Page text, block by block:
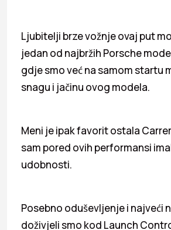
Ljubitelji brze vožnje ovaj put
jedan od najbržih Porsche
gdje smo već na samom startu
snagu i jačinu ovog modela.
Meni je ipak favorit ostala
sam pored ovih performansi
udobnosti.
Posebno oduševljenje i najveći
doživjeli smo kod Launch